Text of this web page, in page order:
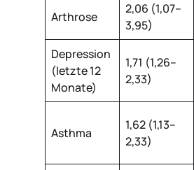
Arthrose
2,06 (1,07–
3,95)
Depression
(letzte 12
Monate)
1,71 (1,26–
2,33)
Asthma
1,62 (1,13–
2,33)